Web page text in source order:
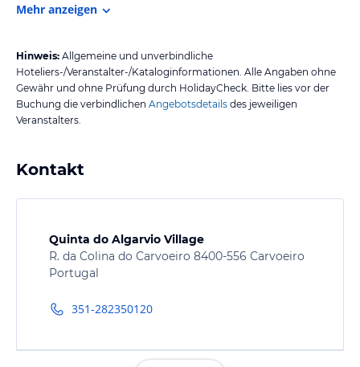
Mehr anzeigen
Hinweis: Allgemeine und unverbindliche
Hoteliers-/Veranstalter-/Kataloginformationen. Alle Angaben ohne
Gewähr und ohne Prüfung durch HolidayCheck. Bitte lies vor der
Buchung die verbindlichen Angebotsdetails des jeweiligen
Veranstalters.
Kontakt
Quinta do Algarvio Village
R. da Colina do Carvoeiro 8400-556 Carvoeiro
Portugal
351-282350120